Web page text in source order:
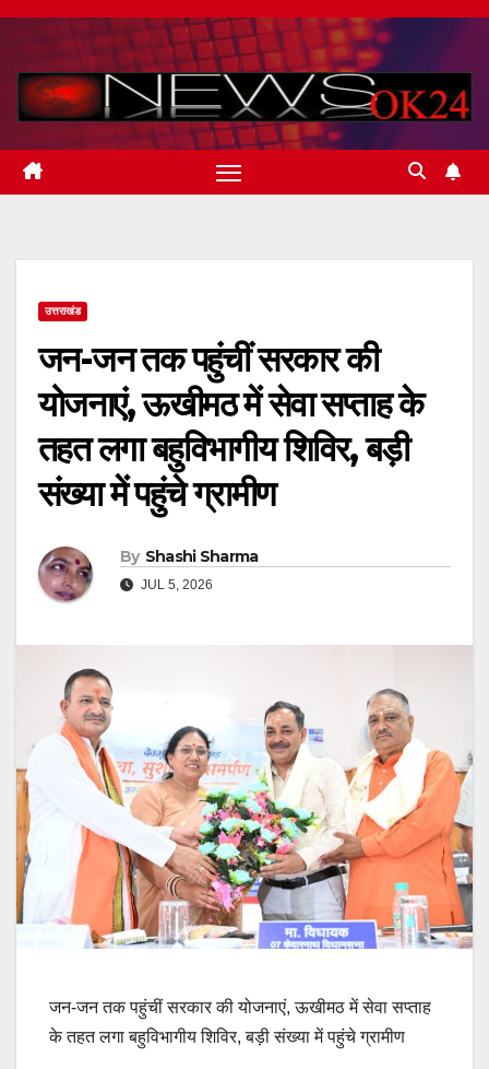
Skip
content
उत्तराखंड
जन-जन तक पहुंचीं सरकार की
योजनाएं, ऊखीमठ में सेवा सप्ताह के
तहत लगा बहुविभागीय शिविर, बड़ी
संख्या में पहुंचे ग्रामीण
By Shashi Sharma
JUL 5, 2026
जन-जन तक पहुंचीं सरकार की योजनाएं, ऊखीमठ में सेवा सप्ताह
के तहत लगा बहुविभागीय शिविर, बड़ी संख्या में पहुंचे ग्रामीण